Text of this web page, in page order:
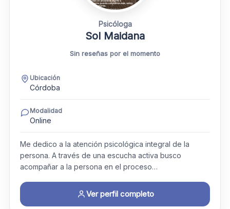
Psicóloga
Sol Maidana
Sin reseñas por el momento
Ubicación
Córdoba
Modalidad
Online
Me dedico a la atención psicológica integral de la
persona. A través de una escucha activa busco
acompañar a la persona en el proceso…
Ver perfil completo